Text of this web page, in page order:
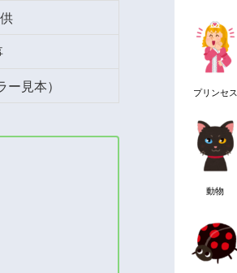
見本） プリンセス
動物